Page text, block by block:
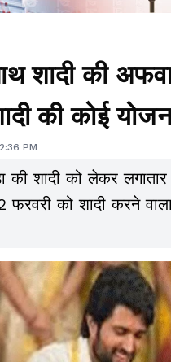
की
की कोई
PM
की शादी को लेकर
को शादी करने